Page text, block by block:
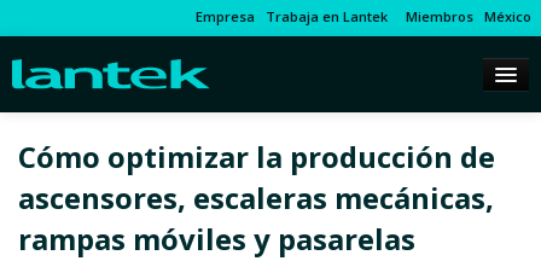
Empresa Trabaja en Lantek Miembros México
Cómo optimizar la producción de
ascensores, escaleras mecánicas,
rampas móviles y pasarelas